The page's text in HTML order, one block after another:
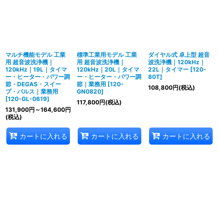
マルチ機能モデル 工業
用 超音波洗浄機｜
120kHz｜19L｜タイマ
ー・ヒーター・パワー調
節・DEGAS・スイー
プ・パルス｜業務用
[120-GL-0619]
131,900円 ～164,600円
(税込)
カートに入れる
標準工業用モデル 工業
用 超音波洗浄機｜
120kHz｜20L｜タイマ
ー・ヒーター・パワー調
節｜業務用 [120-
GN0820]
117,800円(税込)
カートに入れる
ダイヤル式 卓上型 超音
波洗浄機｜120kHz｜
22L｜タイマー [120-
80T]
108,800円(税込)
カートに入れる